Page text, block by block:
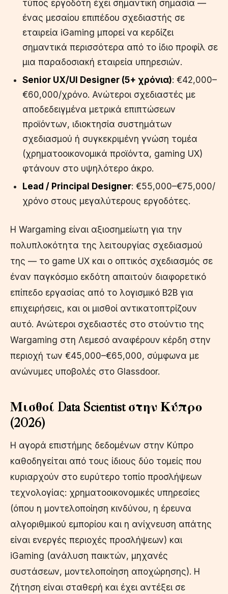
τύπος εργοδότη έχει σημαντική σημασία —
ένας μεσαίου επιπέδου σχεδιαστής σε
εταιρεία iGaming μπορεί να κερδίζει
σημαντικά περισσότερα από το ίδιο προφίλ σε
μια παραδοσιακή εταιρεία υπηρεσιών.
Senior UX/UI Designer (5+ χρόνια): €42,000–
€60,000/χρόνο. Ανώτεροι σχεδιαστές με
αποδεδειγμένα μετρικά επιπτώσεων
προϊόντων, ιδιοκτησία συστημάτων
σχεδιασμού ή συγκεκριμένη γνώση τομέα
(χρηματοοικονομικά προϊόντα, gaming UX)
φτάνουν στο υψηλότερο άκρο.
Lead / Principal Designer: €55,000–€75,000/
χρόνο στους μεγαλύτερους εργοδότες.
Η Wargaming είναι αξιοσημείωτη για την
πολυπλοκότητα της λειτουργίας σχεδιασμού
της — το game UX και ο οπτικός σχεδιασμός σε
έναν παγκόσμιο εκδότη απαιτούν διαφορετικό
επίπεδο εργασίας από το λογισμικό B2B για
επιχειρήσεις, και οι μισθοί αντικατοπτρίζουν
αυτό. Ανώτεροι σχεδιαστές στο στούντιο της
Wargaming στη Λεμεσό αναφέρουν κέρδη στην
περιοχή των €45,000–€65,000, σύμφωνα με
ανώνυμες υποβολές στο Glassdoor.
Μισθοί Data Scientist στην Κύπρο
(2026)
Η αγορά επιστήμης δεδομένων στην Κύπρο
καθοδηγείται από τους ίδιους δύο τομείς που
κυριαρχούν στο ευρύτερο τοπίο προσλήψεων
τεχνολογίας: χρηματοοικονομικές υπηρεσίες
(όπου η μοντελοποίηση κινδύνου, η έρευνα
αλγοριθμικού εμπορίου και η ανίχνευση απάτης
είναι ενεργές περιοχές προσλήψεων) και
iGaming (ανάλυση παικτών, μηχανές
συστάσεων, μοντελοποίηση αποχώρησης). Η
ζήτηση είναι σταθερή και έχει αντέξει σε